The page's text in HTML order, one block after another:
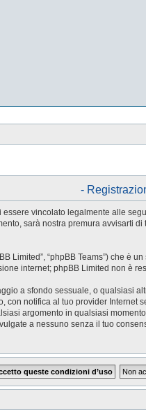
-
essere vincolato legalmente
sarà nostra premura
Limited”, “phpBB Teams”) che è
internet; phpBB Limited non è
a sfondo sessuale, o qualsiasi
notifica al tuo provider
argomento in qualsiasi
a nessuno senza il tuo